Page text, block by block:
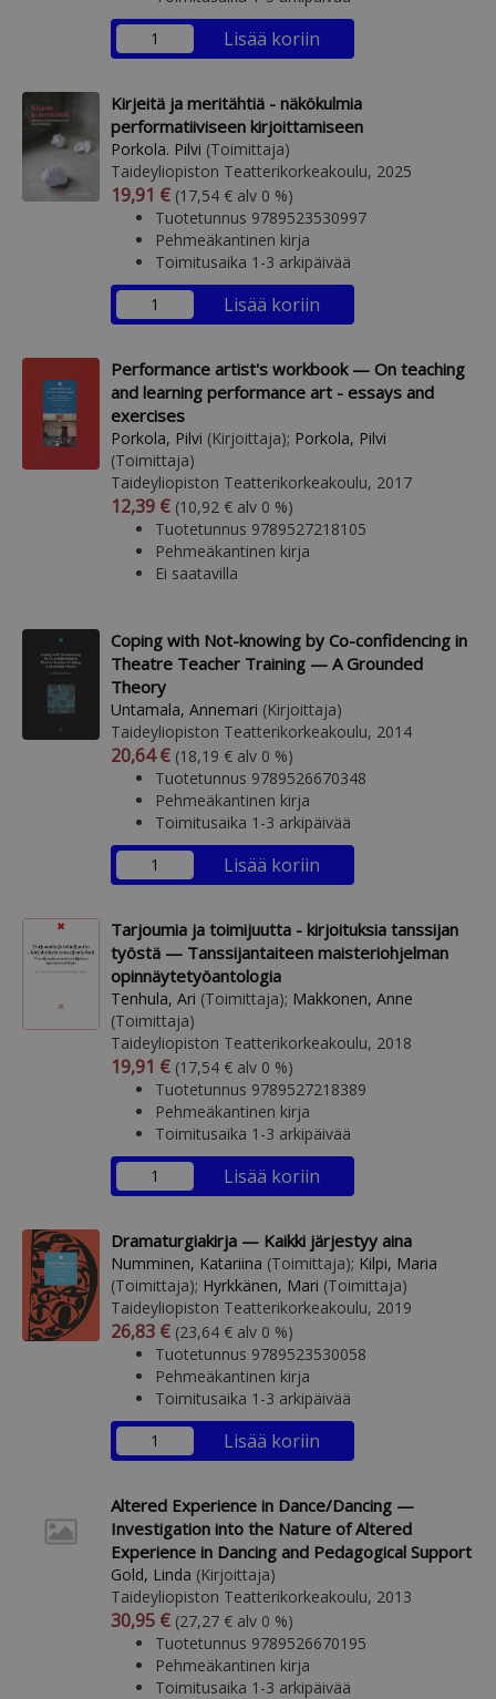
Lisää koriin
Kirjeitä ja meritähtiä - näkökulmia
performatiiviseen kirjoittamiseen
Porkola. Pilvi (Toimittaja)
Taideyliopiston Teatterikorkeakoulu, 2025
Arvonlisäverollinen hinta
19,91 € Arvonlisäveroton hinta
(17,54 € alv 0 %)
Tuotetunnus 9789523530997
Pehmeäkantinen kirja
Toimitusaika 1-3 arkipäivää
Lisää koriin
Performance artist's workbook — On teaching
and learning performance art - essays and
exercises
Porkola, Pilvi (Kirjoittaja); Porkola, Pilvi
(Toimittaja)
Taideyliopiston Teatterikorkeakoulu, 2017
Arvonlisäverollinen hinta
12,39 € Arvonlisäveroton hinta
(10,92 € alv 0 %)
Tuotetunnus 9789527218105
Pehmeäkantinen kirja
Ei saatavilla
Coping with Not-knowing by Co-confidencing in
Theatre Teacher Training — A Grounded
Theory
Untamala, Annemari (Kirjoittaja)
Taideyliopiston Teatterikorkeakoulu, 2014
Arvonlisäverollinen hinta
20,64 € Arvonlisäveroton hinta
(18,19 € alv 0 %)
Tuotetunnus 9789526670348
Pehmeäkantinen kirja
Toimitusaika 1-3 arkipäivää
Lisää koriin
Tarjoumia ja toimijuutta - kirjoituksia tanssijan
työstä — Tanssijantaiteen maisteriohjelman
opinnäytetyöantologia
Tenhula, Ari (Toimittaja); Makkonen, Anne
(Toimittaja)
Taideyliopiston Teatterikorkeakoulu, 2018
Arvonlisäverollinen hinta
19,91 € Arvonlisäveroton hinta
(17,54 € alv 0 %)
Tuotetunnus 9789527218389
Pehmeäkantinen kirja
Toimitusaika 1-3 arkipäivää
Lisää koriin
Dramaturgiakirja — Kaikki järjestyy aina
Numminen, Katariina (Toimittaja); Kilpi, Maria
(Toimittaja); Hyrkkänen, Mari (Toimittaja)
Taideyliopiston Teatterikorkeakoulu, 2019
Arvonlisäverollinen hinta
26,83 € Arvonlisäveroton hinta
(23,64 € alv 0 %)
Tuotetunnus 9789523530058
Pehmeäkantinen kirja
Toimitusaika 1-3 arkipäivää
Lisää koriin
Altered Experience in Dance/Dancing —
Investigation into the Nature of Altered
Experience in Dancing and Pedagogical Support
Gold, Linda (Kirjoittaja)
Taideyliopiston Teatterikorkeakoulu, 2013
Arvonlisäverollinen hinta
30,95 € Arvonlisäveroton hinta
(27,27 € alv 0 %)
Tuotetunnus 9789526670195
Pehmeäkantinen kirja
Toimitusaika 1-3 arkipäivää